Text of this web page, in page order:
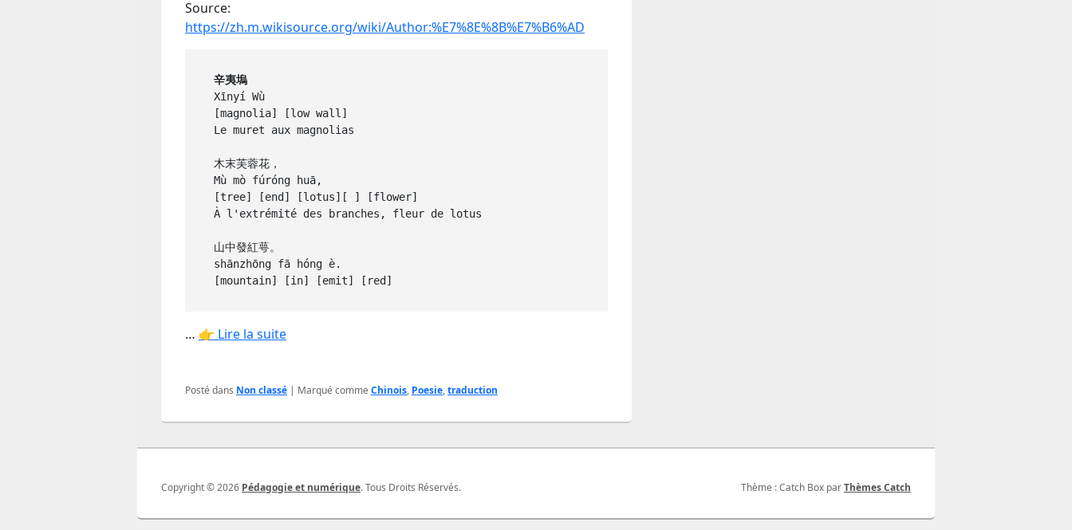
Source:
https://zh.m.wikisource.org/wiki/Author:%E7%8E%8B%E7%B6%AD
辛夷塢
[mountain] [in] [emit] [red]
… 👉 Lire la suite
Posté dans Non classé | Marqué comme Chinois, Poesie,traduction
Copyright © 2026 Pédagogie et numérique. Tous Droits Réservés. Thème : Catch Box parThèmes Catch